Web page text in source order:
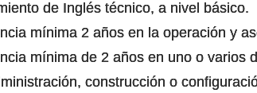
de Inglés técnico, a nivel básico.
mínima 2 años en la operación y
mínima de 2 años en uno o varios
construcción o